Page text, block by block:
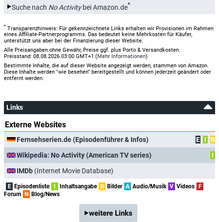
Suche nach No Activitybei Amazon.de*
* Transparenzhinweis: Für gekennzeichnete Links erhalten wir Provisionen im Rahmen
eines Affiliate-Partnerprogramms. Das bedeutet keine Mehrkosten für Käufer,
unterstützt uns aber bei der Finanzierung dieser Website.
Alle Preisangaben ohne Gewähr, Preise ggf. plus Porto & Versandkosten.
Preisstand: 08.08.2026 03:00 GMT+1 (Mehr Informationen)
Bestimmte Inhalte, die auf dieser Website angezeigt werden, stammen von Amazon.
Diese Inhalte werden "wie besehen" bereitgestellt und können jederzeit geändert oder
entfernt werden.
Links
Externe Websites
Fernsehserien.de (Episodenführer & Infos) E I
B
Wikipedia: No Activity (American TV series)
I
IMDb (Internet Movie Database)
E Episodenliste Inhaltsangabe B Bilder A Audio/Musik V Videos
F
Forum
N Blog/News
weitere Links